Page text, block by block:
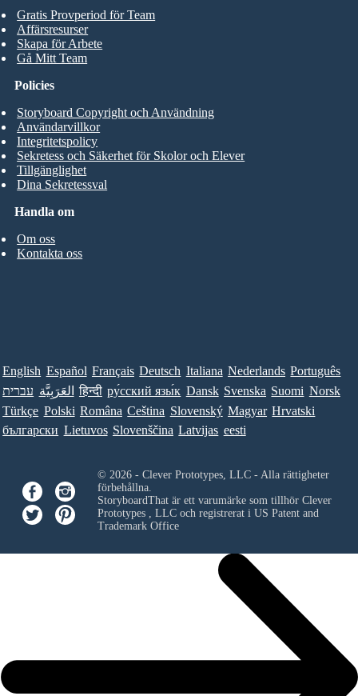
Gratis Provperiod för Team
Affärsresurser
Skapa för Arbete
Gå Mitt Team
Handla om
Om oss
Kontakta oss
Policies
Storyboard Copyright och Användning
Användarvillkor
Integritetspolicy
Sekretess och Säkerhet för Skolor och Elever
Tillgänglighet
Dina Sekretessval
English Español Français Deutsch Italiana Nederlands Português
עברית العَرَبِيَّة हिन्दी ру́сский язы́к Dansk Svenska Suomi Norsk
Türkçe Polski Româna Ceština Slovenský Magyar Hrvatski
български Lietuvos Slovenščina Latvijas eesti
© 2026 - Clever Prototypes, LLC - Alla rättigheter
förbehållna.
StoryboardThat är ett varumärke som tillhör Clever
Prototypes , LLCoch registrerat i US Patent and
Trademark Office